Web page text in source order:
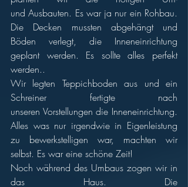
und Ausbauten. Es war ja nur ein Rohbau.
Die Decken mussten abgehängt und
Böden verlegt, die Inneneinrichtung
geplant werden. Es sollte alles perfekt
werden..
Wir legten Teppichboden aus und ein
Schreiner fertigte nach
unseren Vorstellungen die Inneneinrichtung.
Alles was nur irgendwie in Eigenleistung
zu bewerkstelligen war, machten wir
selbst. Es war eine schöne Zeit!
Noch während des Umbaus zogen wir in
das Haus. Die